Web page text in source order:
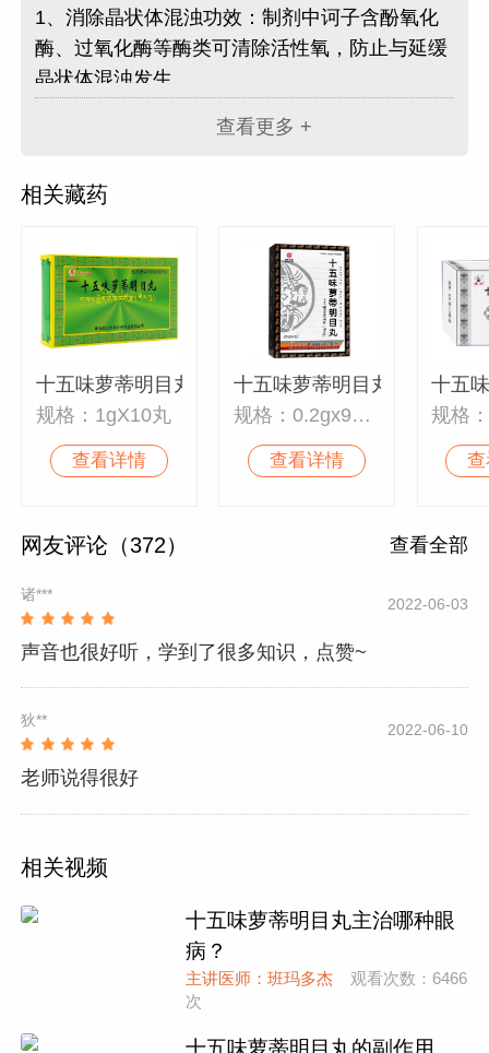
1、消除晶状体混浊功效：制剂中诃子含酚氧化
酶、过氧化酶等酶类可清除活性氧，防止与延缓
晶状体混浊发生。
抗氧化剂，防止自由基对晶体蛋白损害。
晶状体混浊物质吸收，晶体透明度明显改善，晶
4、杀菌、抑菌、消除致病微生物：制剂中诃子
、余甘子等有效成分，有明显抑菌作用。
5、调节免疫，抗炎症：制剂中红花有效成分红
花甙素调节免疫，能抑制毛细血管渗透性，减少
炎性渗出，促进炎症吸收。
6、促进代谢，解除睫状肌痉挛，改善眼屈光状
态。
查看更多 +
相关藏药
十五味萝蒂明目丸
规格：1gX10丸
查看详情
十五味萝蒂明目丸
规格：0.2gx90丸
查看详情
十五
规格
网友评论（372） 查看全部
诸***
2022-06-03
声音也很好听，学到了很多知识，点赞~
狄**
2022-06-10
老师说得很好
相关视频
十五味萝蒂明目丸主治哪种眼
病？
主讲医师：班玛多杰
观看次数：6466
次
十五味萝蒂明目丸的副作用